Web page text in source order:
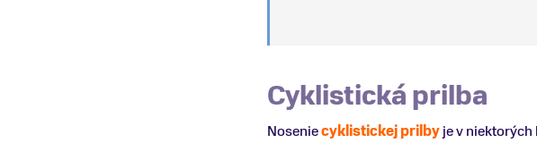
Cyklistická prilba
Noseniecyklistickej prilbyje v